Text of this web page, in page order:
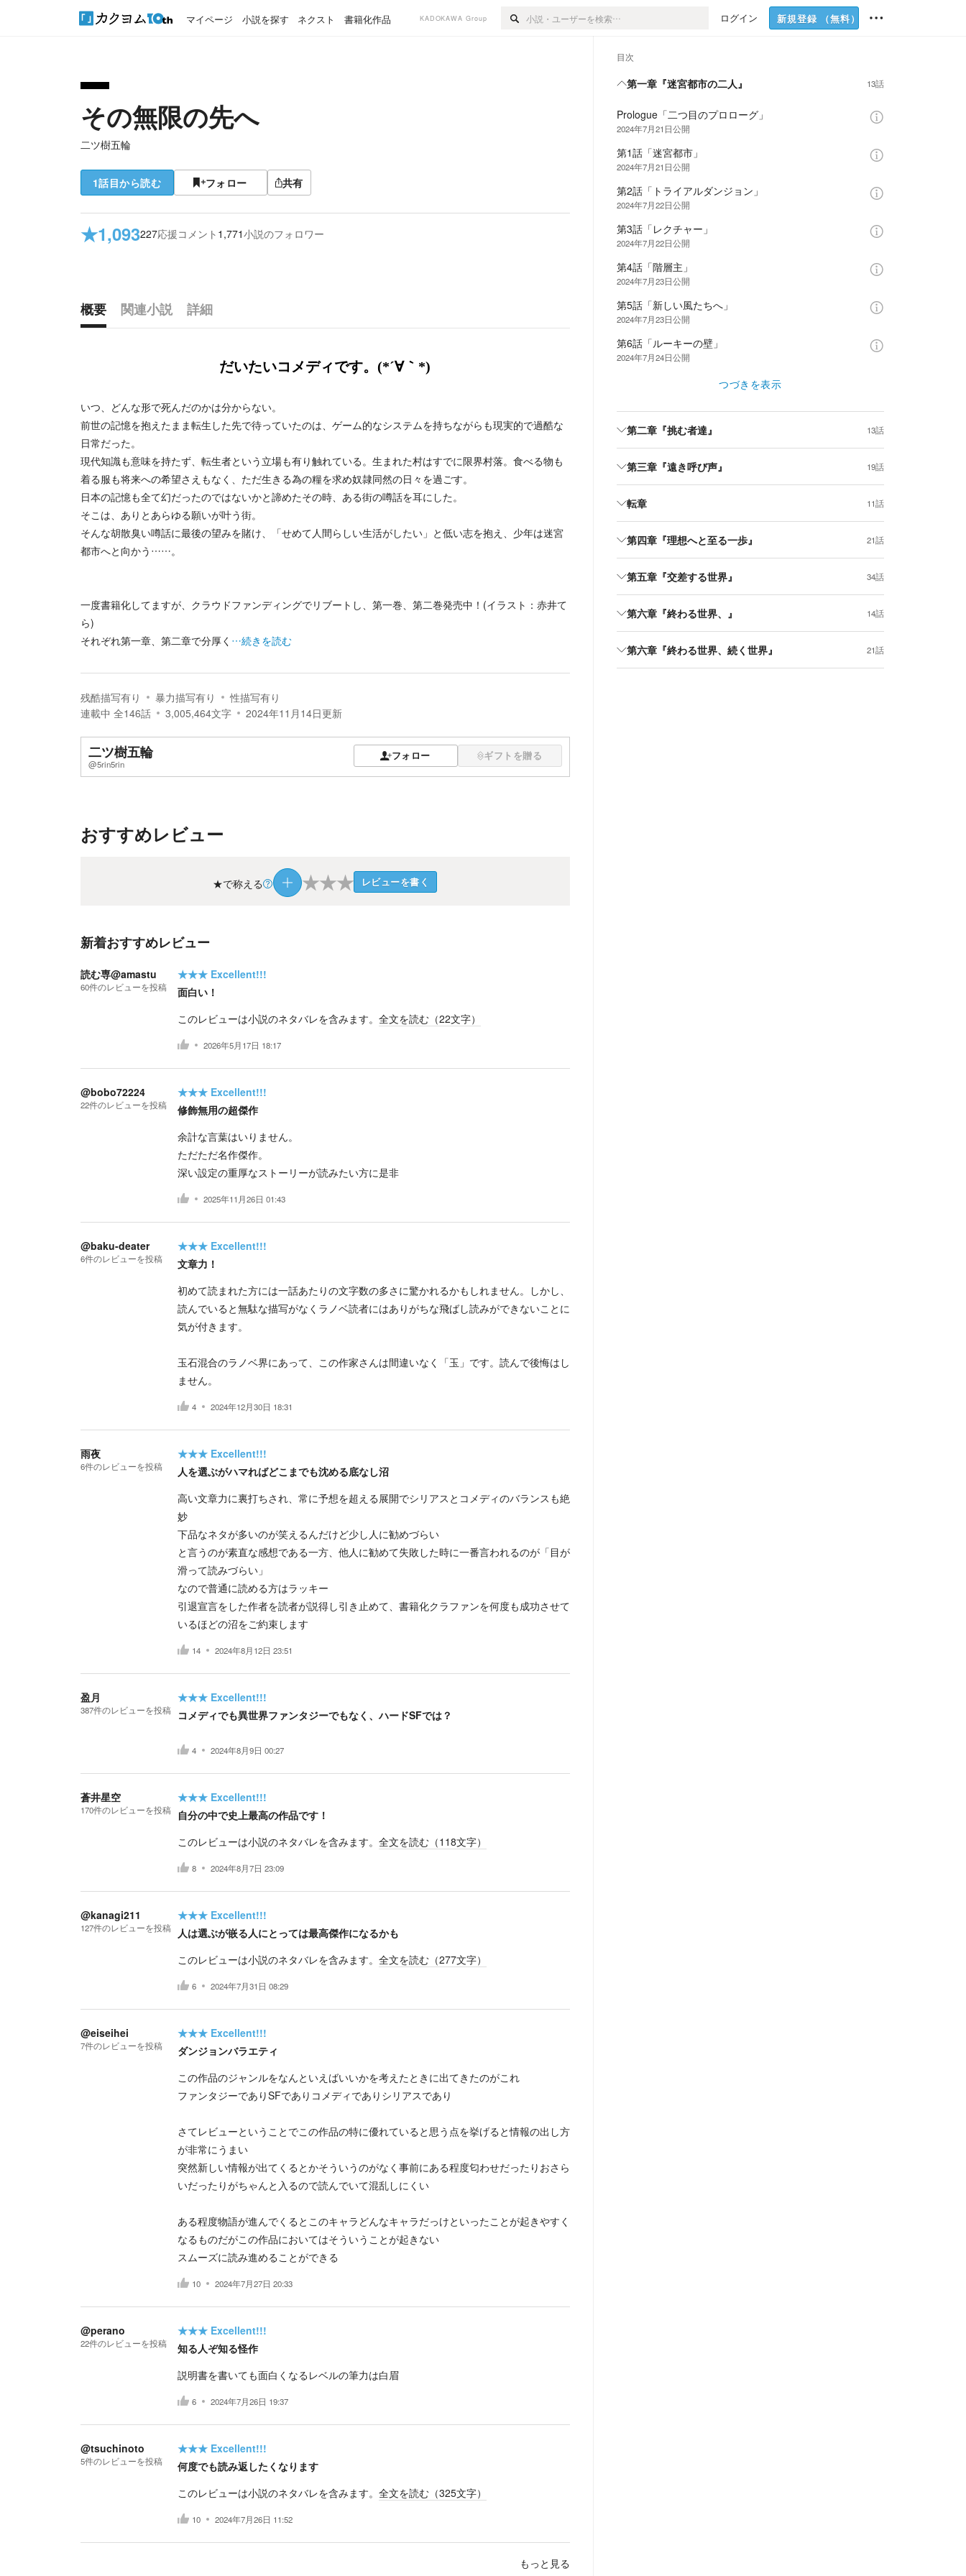
マイページ 小説を探す ネクスト 書籍化作品 KADOKAWA Group ログイン 新規登録 （無料）
その無限の先へ
二ツ樹五輪
1話目から読む フォロー 共有
★1,093227応援コメント 1,771小説のフォロワー
概要 関連小説
詳細
だいたいコメディです。(*´∀｀*)
いつ、どんな形で死んだのかは分からない。
前世の記憶を抱えたまま転生した先で待っていたのは、ゲーム的なシステムを持ちながらも現実的で過酷な
日常だった。
現代知識も意味を持たず、転生者という立場も有り触れている。生まれた村はすでに限界村落。食べる物も
着る服も将来への希望さえもなく、ただ生きる為の糧を求め奴隷同然の日々を過ごす。
日本の記憶も全て幻だったのではないかと諦めたその時、ある街の噂話を耳にした。
そこは、ありとあらゆる願いが叶う街。
そんな胡散臭い噂話に最後の望みを賭け、「せめて人間らしい生活がしたい」と低い志を抱え、少年は迷宮
都市へと向かう……。
一度書籍化してますが、クラウドファンディングでリブートし、第一巻、第二巻発売中！(イラスト：赤井て
ら)
それぞれ第一章、第二章で分厚く …続きを読む
残酷描写有り 暴力描写有り
性描写有り
連載中 全146話 3,005,464文字 2024年11月14日更新
二ツ樹五輪
@5rin5rin
フォロー ギフトを贈る
おすすめレビュー
★で称える ★★★ レビューを書く
新着おすすめレビュー
読む専@amastu
60件のレビューを投稿
★★★ Excellent!!!
面白い！
このレビューは小説のネタバレを含みます。 全文を読む（22文字）
2026年5月17日 18:17
@bobo72224
22件のレビューを投稿
★★★ Excellent!!!
修飾無用の超傑作
余計な言葉はいりません。
ただただ名作傑作。
深い設定の重厚なストーリーが読みたい方に是非
2025年11月26日 01:43
@baku-deater
6件のレビューを投稿
★★★ Excellent!!!
文章力！
初めて読まれた方には一話あたりの文字数の多さに驚かれるかもしれません。しかし、
読んでいると無駄な描写がなくラノベ読者にはありがちな飛ばし読みができないことに
気が付きます。
玉石混合のラノベ界にあって、この作家さんは間違いなく「玉」です。読んで後悔はし
ません。
4 2024年12月30日 18:31
雨夜
6件のレビューを投稿
★★★ Excellent!!!
人を選ぶがハマればどこまでも沈める底なし沼
高い文章力に裏打ちされ、常に予想を超える展開でシリアスとコメディのバランスも絶
妙
下品なネタが多いのが笑えるんだけど少し人に勧めづらい
と言うのが素直な感想である一方、他人に勧めて失敗した時に一番言われるのが「目が
滑って読みづらい」
なので普通に読める方はラッキー
引退宣言をした作者を読者が説得し引き止めて、書籍化クラファンを何度も成功させて
いるほどの沼をご約束します
14 2024年8月12日 23:51
盈月
387件のレビューを投稿
★★★ Excellent!!!
コメディでも異世界ファンタジーでもなく、ハードSFでは？
4 2024年8月9日 00:27
蒼井星空
170件のレビューを投稿
★★★ Excellent!!!
自分の中で史上最高の作品です！
このレビューは小説のネタバレを含みます。 全文を読む（118文字）
8 2024年8月7日 23:09
@kanagi211
127件のレビューを投稿
★★★ Excellent!!!
人は選ぶが嵌る人にとっては最高傑作になるかも
このレビューは小説のネタバレを含みます。 全文を読む（277文字）
6 2024年7月31日 08:29
@eiseihei
7件のレビューを投稿
★★★ Excellent!!!
ダンジョンバラエティ
この作品のジャンルをなんといえばいいかを考えたときに出てきたのがこれ
ファンタジーでありSFでありコメディでありシリアスであり
さてレビューということでこの作品の特に優れていると思う点を挙げると情報の出し方
が非常にうまい
突然新しい情報が出てくるとかそういうのがなく事前にある程度匂わせだったりおさら
いだったりがちゃんと入るので読んでいて混乱しにくい
ある程度物語が進んでくるとこのキャラどんなキャラだっけといったことが起きやすく
なるものだがこの作品においてはそういうことが起きない
スムーズに読み進めることができる
10 2024年7月27日 20:33
@perano
22件のレビューを投稿
★★★ Excellent!!!
知る人ぞ知る怪作
説明書を書いても面白くなるレベルの筆力は白眉
6 2024年7月26日 19:37
@tsuchinoto
5件のレビューを投稿
★★★ Excellent!!!
何度でも読み返したくなります
このレビューは小説のネタバレを含みます。 全文を読む（325文字）
10 2024年7月26日 11:52
もっと見る
目次
第一章『迷宮都市の二人』 13話
Prologue「二つ目のプロローグ」
2024年7月21日公開
第1話「迷宮都市」
2024年7月21日公開
第2話「トライアルダンジョン」
2024年7月22日公開
第3話「レクチャー」
2024年7月22日公開
第4話「階層主」
2024年7月23日公開
第5話「新しい風たちへ」
2024年7月23日公開
第6話「ルーキーの壁」
2024年7月24日公開
つづきを表示
第二章『挑む者達』 13話
第三章『遠き呼び声』 19話
転章 11話
第四章『理想へと至る一歩』 21話
第五章『交差する世界』 34話
第六章『終わる世界、』 14話
第六章『終わる世界、続く世界』 21話